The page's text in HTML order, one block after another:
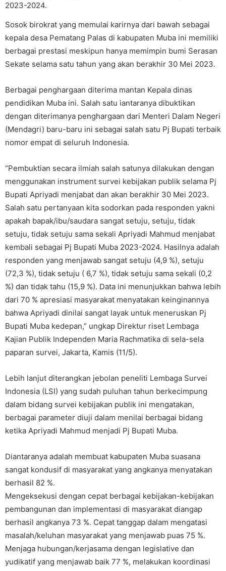
2023-2024.
Sosok birokrat yang memulai karirnya dari bawah sebagai
kepala desa Pematang Palas di kabupaten Muba ini memiliki
berbagai prestasi meskipun hanya memimpin bumi Serasan
Sekate selama satu tahun yang akan berakhir 30 Mei 2023.
Berbagai penghargaan diterima mantan Kepala dinas
pendidikan Muba ini. Salah satu iantaranya dibuktikan
dengan diterimanya penghargaan dari Menteri Dalam Negeri
(Mendagri) baru-baru ini sebagai salah satu Pj Bupati terbaik
nomor empat di seluruh Indonesia.
“Pembuktian secara ilmiah salah satunya dilakukan dengan
menggunakan instrument survei kebijakan publik selama Pj
Bupati Apriyadi menjabat dan akan berakhir 30 Mei 2023.
Salah satu pertanyaan kita sodorkan pada responden yakni
apakah bapak/ibu/saudara sangat setuju, setuju, tidak
setuju, tidak setuju sama sekali Apriyadi Mahmud menjabat
kembali sebagai Pj Bupati Muba 2023-2024. Hasilnya adalah
responden yang menjawab sangat setuju (4,9 %), setuju
(72,3 %), tidak setuju ( 6,7 %), tidak setuju sama sekali (0,2
%) dan tidak tahu (15,9 %). Data ini menunjukkan bahwa lebih
dari 70 % apresiasi masyarakat menyatakan keinginannya
bahwa Apriyadi dinilai sangat layak untuk meneruskan Pj
Bupati Muba kedepan,” ungkap Direktur riset Lembaga
Kajian Publik Independen Maria Rachmatika di sela-sela
paparan survei, Jakarta, Kamis (11/5).
Lebih lanjut diterangkan jebolan peneliti Lembaga Survei
Indonesia (LSI) yang sudah puluhan tahun berkecimpung
dalam bidang survei kebijakan publik ini mengatakan,
berbagai parameter diuji dalam menilai berbagai bidang
ketika Apriyadi Mahmud menjadi Pj Bupati Muba.
Diantaranya adalah membuat kabupaten Muba suasana
sangat kondusif di masyarakat yang angkanya menyatakan
berhasil 82 %.
Mengeksekusi dengan cepat berbagai kebijakan-kebijakan
pembangunan dan implementasi di masyarakat diangap
berhasil angkanya 73 %. Cepat tanggap dalam mengatasi
masalah/keluhan masyarakat yang menjawab puas 75 %.
Menjaga hubungan/kerjasama dengan legislative dan
yudikatif yang menjawab baik 77 %, melakukan koordinasi